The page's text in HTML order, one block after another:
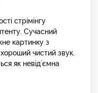
стрімінгу
Сучасний
картинку з
чистий звук.
як невід`ємна